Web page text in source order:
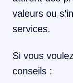
valeurs ou
services.
Si vous
conseils :